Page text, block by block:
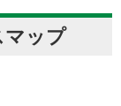
マップ